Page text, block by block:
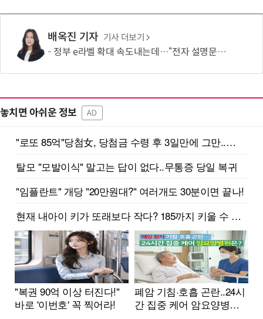
배옥진 기자 기사 더보기
정부 e라벨 확대 속도내는데…“전자 설명문, 종이보다 불편”
놓치면 아쉬운 정보 AD